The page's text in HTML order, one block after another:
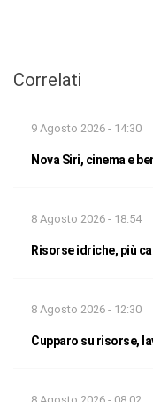
Correlati
9 Agosto 2026 - 14:30
Nova Siri, cinema e
8 Agosto 2026 - 18:54
Risorse idriche, più
8 Agosto 2026 - 12:30
Cupparo su risorse,